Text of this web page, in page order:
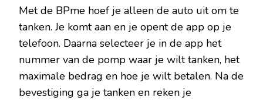
Met de BPme hoef je alleen de auto uit om te
tanken. Je komt aan en je opent de app op je
telefoon. Daarna selecteer je in de app het
nummer van de pomp waar je wilt tanken, het
maximale bedrag en hoe je wilt betalen. Na de
bevestiging ga je tanken en reken je